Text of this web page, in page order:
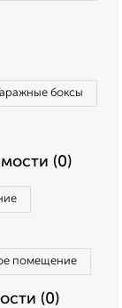
боксы
(0)
помещение
(0)